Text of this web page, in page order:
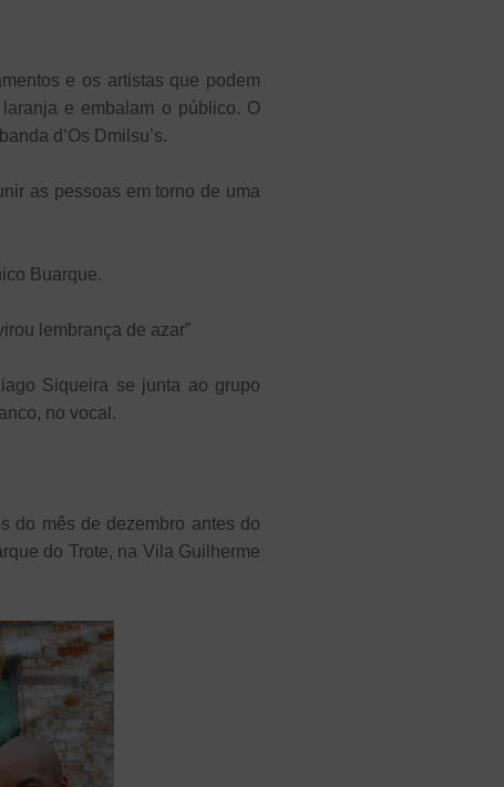
e os artistas que podem
e embalam o público. O
d’Os Dmilsu’s.
as pessoas em torno de uma
Buarque.
lembrança de azar”
Siqueira se junta ao grupo
no vocal.
do mês de dezembro antes do
do Trote, na Vila Guilherme